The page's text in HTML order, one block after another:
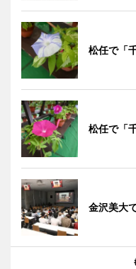
松任で「
松任で「
金沢美大